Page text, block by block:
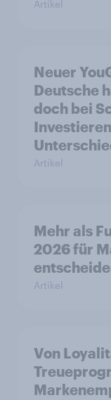
Artikel
Neuer
Deutsche
doch bei
Artikel
Mehr als
2026 für
Artikel
Von